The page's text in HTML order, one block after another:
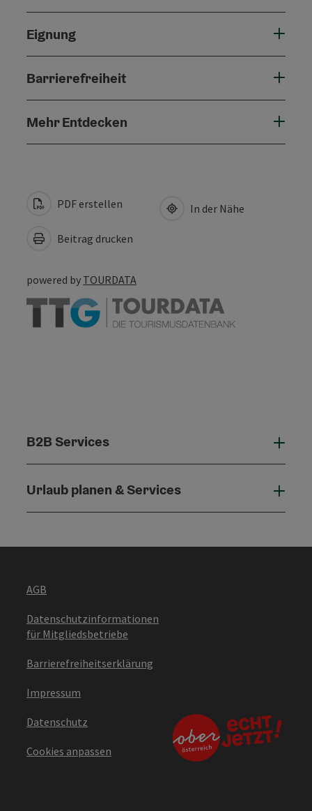
Eignung
Barrierefreiheit
Mehr Entdecken
PDF erstellen
Beitrag drucken
In der Nähe
powered by TOURDATA
B2B Services
Urlaub planen & Services
AGB
Datenschutzinformationen
für Mitgliedsbetriebe
Barrierefreiheitserklärung
Impressum
Datenschutz
Cookies anpassen